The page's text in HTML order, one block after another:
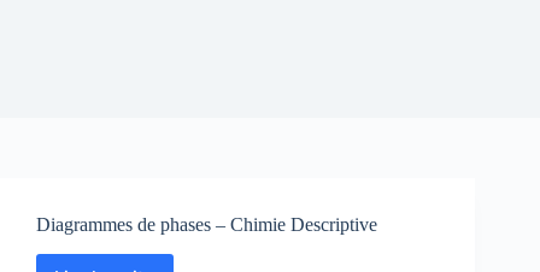
Diagrammes de phases – Chimie Descriptive